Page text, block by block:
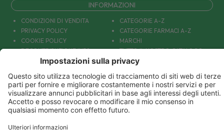
INFORMAZIONI
CONDIZIONI DI VENDITA
PRIVACY POLICY
COOKIE POLICY
DECONTRIBUZIONE INPS
SPEDIZIONI
COUPON E OFFERTE
PATOLOGIE: CAUSE E RIMEDI
CATEGORIE A-Z
CATEGORIE FARMACI A-Z
MARCHI
TUTTO IL NOSTRO CATALOGO
IL NOSTRO BLOG